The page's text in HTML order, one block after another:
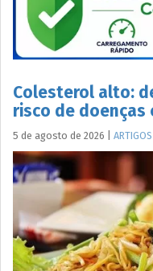
Colesterol alto:
risco de doenças
5 de agosto de 2026 ARTIGOS